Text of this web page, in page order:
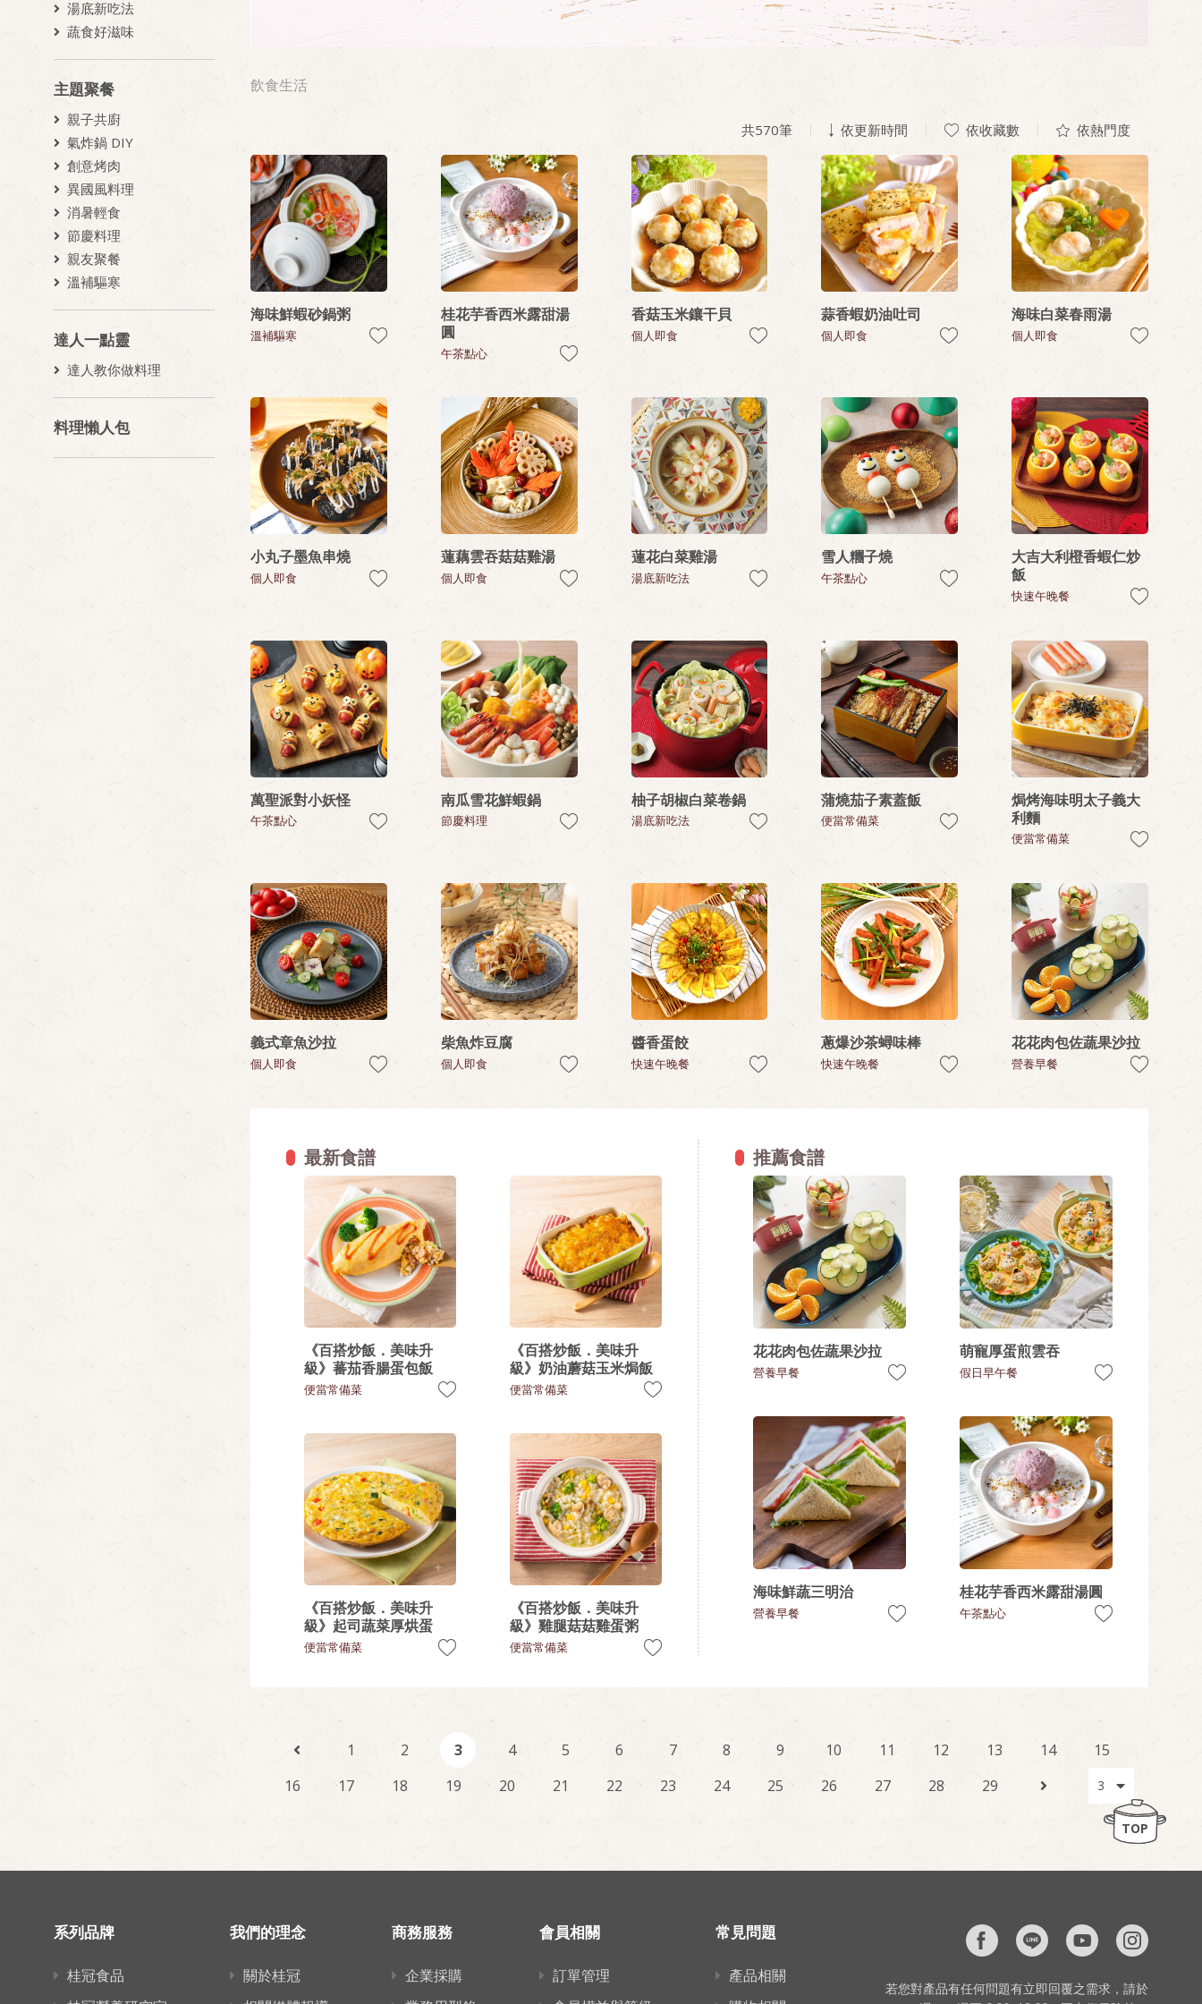
湯底新吃法
蔬食好滋味
主題聚餐
親子共廚
氣炸鍋 DIY
創意烤肉
異國風料理
消暑輕食
節慶料理
親友聚餐
溫補驅寒
達人一點靈
達人教你做料理
料理懶人包
飲食生活
共570筆 依更新時間 依收藏數 依熱門度
海味鮮蝦砂鍋粥
溫補驅寒
桂花芋香西米露甜湯
圓
午茶點心
香菇玉米鑲干貝
個人即食
蒜香蝦奶油吐司
個人即食
海味白菜春雨湯
個人即食
小丸子墨魚串燒
個人即食
蓮藕雲吞菇菇雞湯
個人即食
蓮花白菜雞湯
湯底新吃法
雪人糰子燒
午茶點心
大吉大利橙香蝦仁炒
飯
快速午晚餐
萬聖派對小妖怪
午茶點心
南瓜雪花鮮蝦鍋
節慶料理
柚子胡椒白菜卷鍋
湯底新吃法
蒲燒茄子素蓋飯
便當常備菜
焗烤海味明太子義大
利麵
便當常備菜
義式章魚沙拉
個人即食
柴魚炸豆腐
個人即食
醬香蛋餃
快速午晚餐
蔥爆沙茶蟳味棒
快速午晚餐
花花肉包佐蔬果沙拉
營養早餐
最新食譜
《百搭炒飯．美味升
級》蕃茄香腸蛋包飯
便當常備菜
《百搭炒飯．美味升
級》奶油蘑菇玉米焗飯
便當常備菜
《百搭炒飯．美味升
級》起司蔬菜厚烘蛋
便當常備菜
《百搭炒飯．美味升
級》雞腿菇菇雞蛋粥
便當常備菜
推薦食譜
花花肉包佐蔬果沙拉
營養早餐
萌寵厚蛋煎雲吞
假日早午餐
海味鮮蔬三明治
營養早餐
桂花芋香西米露甜湯圓
午茶點心
1 2 3 4 5 6 7 8 9 10 11 12 13 14
15
16
17 18 19 20 21 22 23 24 25 26 27 28 29
TOP
系列品牌
桂冠食品
我們的理念
關於桂冠
商務服務
企業採購
會員相關
訂單管理
常見問題
產品相關
若您對產品有任何問題有立即回覆之需求，請於